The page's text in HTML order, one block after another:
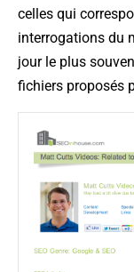
celles qui
interrogations du
jour le plus
fichiers proposés